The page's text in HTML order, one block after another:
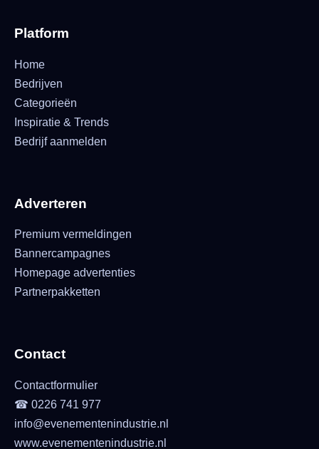
Platform
Home
Bedrijven
Categorieën
Inspiratie & Trends
Bedrijf aanmelden
Adverteren
Premium vermeldingen
Bannercampagnes
Homepage advertenties
Partnerpakketten
Contact
Contactformulier
☎ 0226 741 977
info@evenementenindustrie.nl
www.evenementenindustrie.nl